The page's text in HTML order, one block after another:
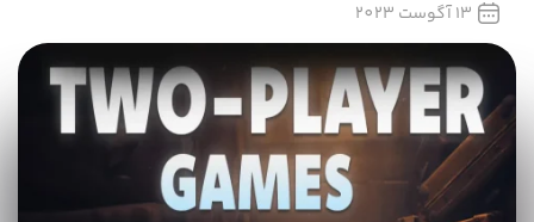
13 آگوست 2023